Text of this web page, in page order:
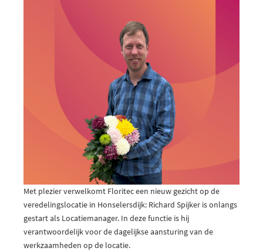
Met plezier verwelkomt Floritec een nieuw gezicht op de
veredelingslocatie in Honselersdijk: Richard Spijker is onlangs
gestart als Locatiemanager. In deze functie is hij
verantwoordelijk voor de dagelijkse aansturing van de
werkzaamheden op de locatie.